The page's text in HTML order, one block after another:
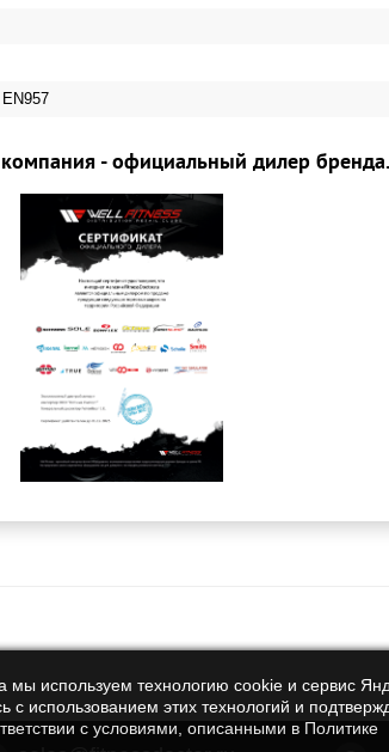
- официальный дилер бренда.
мы используем технологию cookie и сервис
использованием этих технологий и
с условиями, описанными в Политике